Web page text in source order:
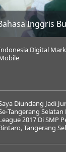
Inggris
Digital
Diundang Jadi
Tangerang
2017 Di SMP
Tangerang